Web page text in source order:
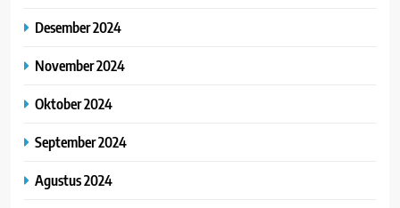
Desember 2024
November 2024
Oktober 2024
September 2024
Agustus 2024